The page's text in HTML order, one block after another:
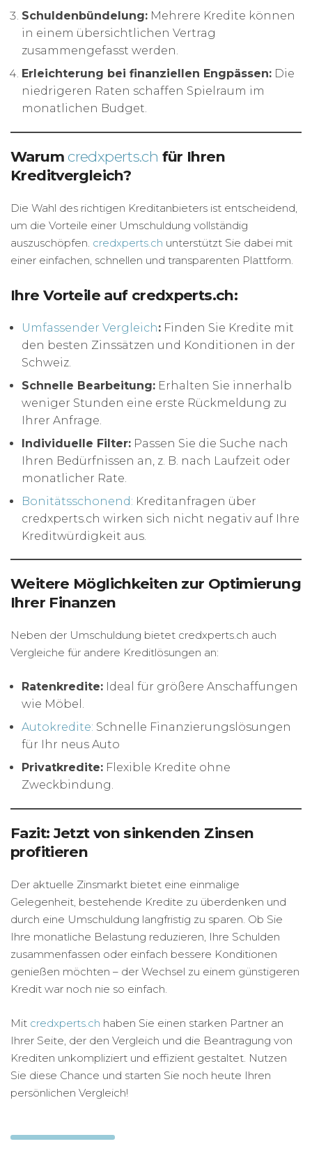
Schuldenbündelung: Mehrere Kredite können
in einem übersichtlichen Vertrag
zusammengefasst werden.
Erleichterung bei finanziellen Engpässen: Die
niedrigeren Raten schaffen Spielraum im
monatlichen Budget.
Warum credxperts.ch für Ihren
Kreditvergleich?
Die Wahl des richtigen Kreditanbieters ist entscheidend,
um die Vorteile einer Umschuldung vollständig
auszuschöpfen. credxperts.ch unterstützt Sie dabei mit
einer einfachen, schnellen und transparenten Plattform.
Ihre Vorteile auf credxperts.ch:
Umfassender Vergleich: Finden Sie Kredite mit
den besten Zinssätzen und Konditionen in der
Schweiz.
Schnelle Bearbeitung: Erhalten Sie innerhalb
weniger Stunden eine erste Rückmeldung zu
Ihrer Anfrage.
Individuelle Filter: Passen Sie die Suche nach
Ihren Bedürfnissen an, z. B. nach Laufzeit oder
monatlicher Rate.
Bonitätsschonend: Kreditanfragen über
credxperts.ch wirken sich nicht negativ auf Ihre
Kreditwürdigkeit aus.
Weitere Möglichkeiten zur Optimierung
Ihrer Finanzen
Neben der Umschuldung bietet credxperts.ch auch
Vergleiche für andere Kreditlösungen an:
Ratenkredite: Ideal für größere Anschaffungen
wie Möbel.
Autokredite: Schnelle Finanzierungslösungen
für Ihr neus Auto
Privatkredite: Flexible Kredite ohne
Zweckbindung.
Fazit: Jetzt von sinkenden Zinsen
profitieren
Der aktuelle Zinsmarkt bietet eine einmalige
Gelegenheit, bestehende Kredite zu überdenken und
durch eine Umschuldung langfristig zu sparen. Ob Sie
Ihre monatliche Belastung reduzieren, Ihre Schulden
zusammenfassen oder einfach bessere Konditionen
genießen möchten – der Wechsel zu einem günstigeren
Kredit war noch nie so einfach.
Mit credxperts.ch haben Sie einen starken Partner an
Ihrer Seite, der den Vergleich und die Beantragung von
Krediten unkompliziert und effizient gestaltet. Nutzen
Sie diese Chance und starten Sie noch heute Ihren
persönlichen Vergleich!